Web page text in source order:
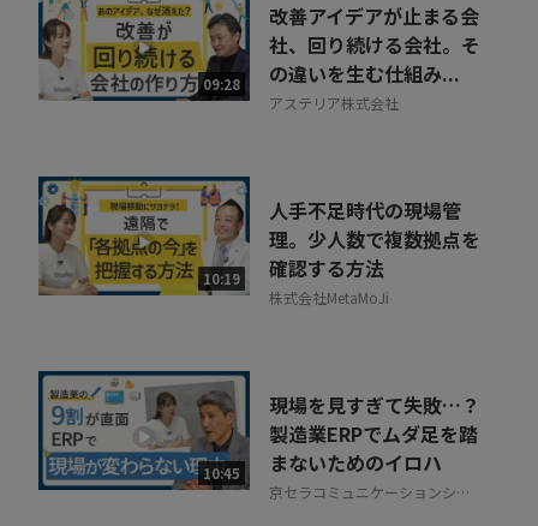
09:28
改善アイデアが止まる会
社、回り続ける会社。そ
の違いを生む仕組み...
アステリア株式会社
10:19
人手不足時代の現場管
理。少人数で複数拠点を
確認する方法
株式会社MetaMoJi
10:45
現場を見すぎて失敗…？
製造業ERPでムダ足を踏
まないためのイロハ
京セラコミュニケーションシス